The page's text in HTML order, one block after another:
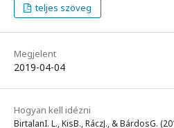
teljes szöveg
Megjelent
2019-04-04
Hogyan kell idézni
BirtalanI. L., KisB., RáczJ., & BárdosG.